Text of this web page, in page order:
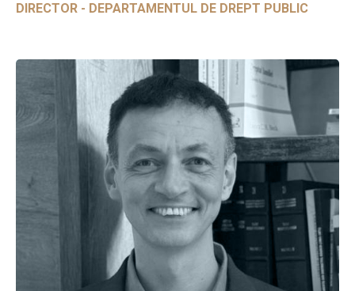
DIRECTOR - DEPARTAMENTUL DE DREPT PUBLIC